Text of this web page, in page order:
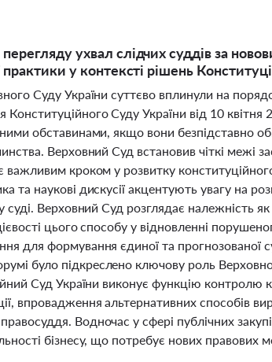
ухвал слідчих суддів за
у контексті рішень
Суду України суттєво вплинули на
Суду України від 10 квітня
обставинами, якщо вони безпідставно
Верховний Суд встановив чіткі межі
кроком у розвитку
та наукові дискусії акцентують увагу на
Верховний Суд розглядає належність як
цього способу у відновленні
для формування єдиної та прогнозованої
було підкреслено ключову роль
Суд України виконує функцію контролю
впровадження альтернативних способів
Водночас у сфері публічних
бізнесу, що потребує нових правових